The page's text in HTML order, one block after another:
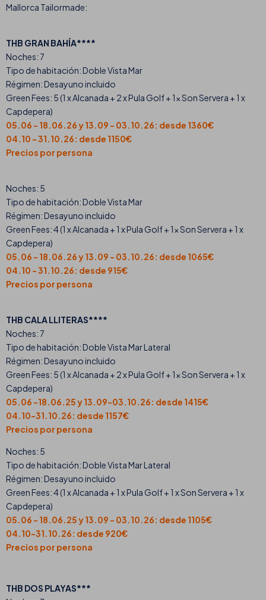
Mallorca Tailormade:
THB GRAN BAHÍA****
Noches: 7
Tipo de habitación: Doble Vista Mar
Régimen: Desayuno incluido
Green Fees: 5 (1 x Alcanada + 2 x Pula Golf + 1x Son Servera + 1 x
Capdepera)
05.06 - 18.06.26 y 13.09 - 03.10.26: desde 1360€
04.10 - 31.10.26: desde 1150€
Precios por persona
Noches: 5
Tipo de habitación: Doble Vista Mar
Régimen: Desayuno incluido
Green Fees: 4 (1 x Alcanada + 1 x Pula Golf + 1x Son Servera + 1 x
Capdepera)
05.06 - 18.06.26 y 13.09 - 03.10.26: desde 1065€
04.10 - 31.10.26: desde 915€
Precios por persona
THB CALA LLITERAS****
Noches: 7
Tipo de habitación: Doble Vista Mar Lateral
Régimen: Desayuno incluido
Green Fees: 5 (1 x Alcanada + 2 x Pula Golf + 1x Son Servera + 1 x
Capdepera)
05.06 -18.06.25 y 13.09-03.10.26: desde 1415€
04.10-31.10.26: desde 1157€
Precios por persona
Noches: 5
Tipo de habitación: Doble Vista Mar Lateral
Régimen: Desayuno incluido
Green Fees: 4 (1 x Alcanada + 1 x Pula Golf + 1 x Son Servera + 1 x
Capdepera)
05.06 - 18.06.25 y 13.09 - 03.10.26: desde 1105€
04.10-31.10.26: desde 920€
Precios por persona
THB DOS PLAYAS***